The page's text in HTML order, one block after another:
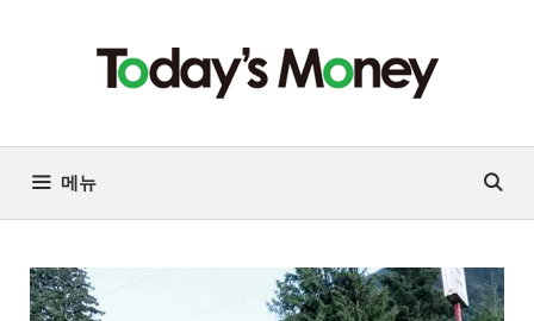
기
메뉴